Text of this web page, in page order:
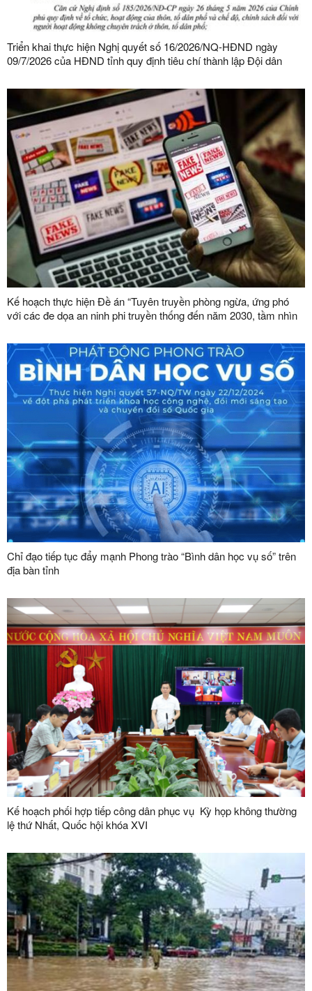
Triển khai thực hiện Nghị quyết số 16/2026/NQ-HĐND ngày
09/7/2026 của HĐND tỉnh quy định tiêu chí thành lập Đội dân
bàn tỉnh
Kế hoạch thực hiện Đề án “Tuyên truyền phòng ngừa, ứng phó
với các đe dọa an ninh phi truyền thống đến năm 2030, tầm nhìn
Chỉ đạo tiếp tục đẩy mạnh Phong trào “Bình dân học vụ số” trên
địa bàn tỉnh
Kế hoạch phối hợp tiếp công dân phục vụ Kỳ họp không thường
lệ thứ Nhất, Quốc hội khóa XVI